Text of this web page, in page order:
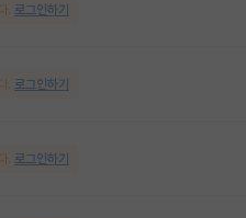
. 로그인하기
. 로그인하기
. 로그인하기